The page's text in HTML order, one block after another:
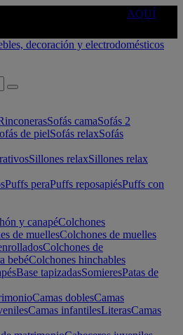
AQUÍ
Sofás camaSofás 2
de pielSofás relaxSofás
Sillones relaxSillones relax
Puffs peraPuffs reposapiésPuffs con
y canapéColchones
de muellesColchones de muelles
Colchones de
bebéColchones hinchables
Base tapizadasSomieresPatas de
Camas doblesCamas
Camas infantilesLiterasCamas